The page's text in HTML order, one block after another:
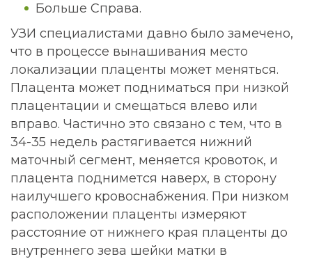
Больше Справа.
УЗИ специалистами давно было замечено,
что в процессе вынашивания место
локализации плаценты может меняться.
Плацента может подниматься при низкой
плацентации и смещаться влево или
вправо. Частично это связано с тем, что в
34-35 недель растягивается нижний
маточный сегмент, меняется кровоток, и
плацента поднимется наверх, в сторону
наилучшего кровоснабжения. При низком
расположении плаценты измеряют
расстояние от нижнего края плаценты до
внутреннего зева шейки матки в